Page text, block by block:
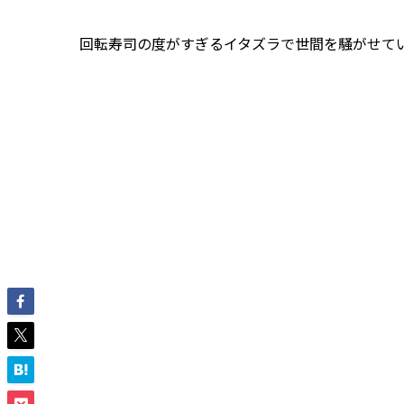
回転寿司の度がすぎるイタズラで世間を騒がせて